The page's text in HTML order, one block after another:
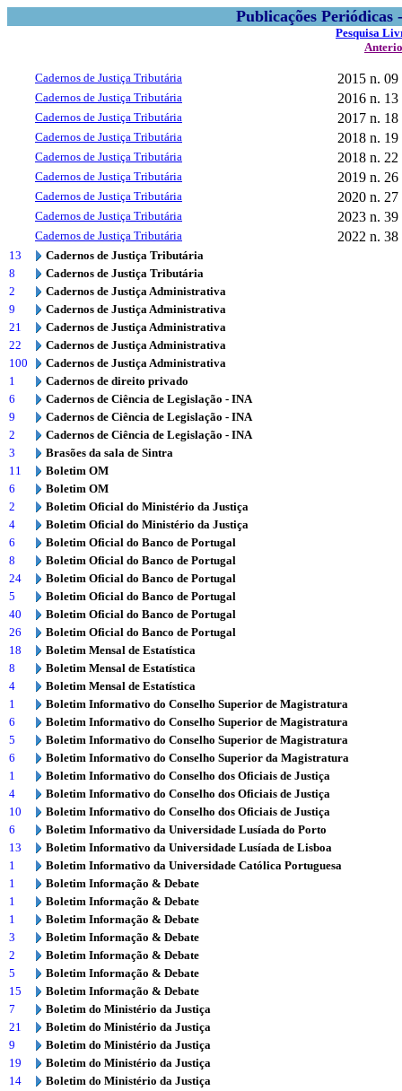
Publicações
Pesquisa
Cadernos de Justiça Tributária 2015 n. 09
Cadernos de Justiça Tributária 2016 n. 13
Cadernos de Justiça Tributária 2017 n. 18
Cadernos de Justiça Tributária 2018 n. 19
Cadernos de Justiça Tributária 2018 n. 22
Cadernos de Justiça Tributária 2019 n. 26
Cadernos de Justiça Tributária 2020 n. 27
Cadernos de Justiça Tributária 2023 n. 39
Cadernos de Justiça Tributária 2022 n. 38
13
Cadernos de Justiça Tributária
8
Cadernos de Justiça Tributária
2
Cadernos de Justiça Administrativa
9
Cadernos de Justiça Administrativa
21
Cadernos de Justiça Administrativa
22
Cadernos de Justiça Administrativa
100
Cadernos de Justiça Administrativa
1
Cadernos de direito privado
6
Cadernos de Ciência de Legislação - INA
9
Cadernos de Ciência de Legislação - INA
2
Cadernos de Ciência de Legislação - INA
3
Brasões da sala de Sintra
11
Boletim OM
6
Boletim OM
2
Boletim Oficial do Ministério da Justiça
4
Boletim Oficial do Ministério da Justiça
6
Boletim Oficial do Banco de Portugal
8
Boletim Oficial do Banco de Portugal
24
Boletim Oficial do Banco de Portugal
5
Boletim Oficial do Banco de Portugal
40
Boletim Oficial do Banco de Portugal
26
Boletim Oficial do Banco de Portugal
18
Boletim Mensal de Estatística
8
Boletim Mensal de Estatística
4
Boletim Mensal de Estatística
1
Boletim Informativo do Conselho Superior de Magistratura
6
Boletim Informativo do Conselho Superior de Magistratura
5
Boletim Informativo do Conselho Superior de Magistratura
6
Boletim Informativo do Conselho Superior da Magistratura
1
Boletim Informativo do Conselho dos Oficiais de Justiça
4
Boletim Informativo do Conselho dos Oficiais de Justiça
10
Boletim Informativo do Conselho dos Oficiais de Justiça
6
Boletim Informativo da Universidade Lusíada do Porto
13
Boletim Informativo da Universidade Lusíada de Lisboa
1
Boletim Informativo da Universidade Católica Portuguesa
1
Boletim Informação & Debate
1
Boletim Informação & Debate
1
Boletim Informação & Debate
3
Boletim Informação & Debate
2
Boletim Informação & Debate
5
Boletim Informação & Debate
15
Boletim Informação & Debate
7
Boletim do Ministério da Justiça
21
Boletim do Ministério da Justiça
9
Boletim do Ministério da Justiça
19
Boletim do Ministério da Justiça
14
Boletim do Ministério da Justiça